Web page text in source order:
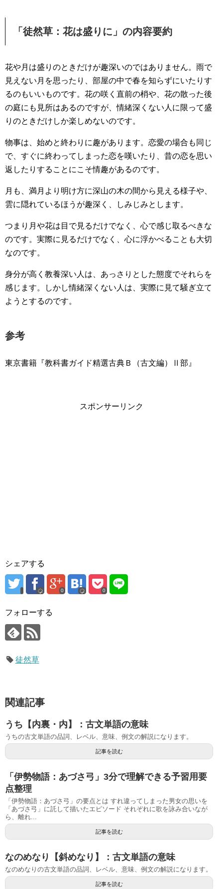
「徒然草：花は盛りに」の内容要約
花や月は盛りのときだけが趣深いのではありません。雨で
見えない月を思ったり、部屋の中で春を知らずにいたりす
るのもいいものです。花の咲く直前の梢や、花の散った後
の庭にも見所はあるのですが、情緒深くない人に限って盛
りのときだけしか楽しめないのです。
物事は、始めと終わりに趣があります。恋愛の場合も同じ
で、すぐに終わってしまった恋を嘆いたり、昔の恋を思い
返したりすることにこそ情趣があるのです。
月も、満月より明け方に深山の木の間から見える様子や、
雲に隠れているほうが趣深く、しみじみとします。
つまり月や花は目で見るだけでなく、心で感じ取るべきな
のです。実際に見るだけでなく、心に浮かべることも大切
なのです。
身分が高く教養深い人は、あっさりとした態度でそれらを
感じます。しかし情緒深くない人は、実際に見て騒ぎ立て
ようとするのです。
参考
東京書籍『教科書ガイド精選古典Ｂ（古文編）Ⅱ部』
スポンサーリンク
シェアする
0 0
フォローする
徒然草
関連記事
うち【内裏・内】：古文単語の意味
うちの古文単語の品詞、レベル、意味、例文の解説になります。
記事を読む
「伊勢物語：あづさ弓」3分で理解できる予習用要
点整理
「伊勢物語：あづさ弓」の要点とは すれ違ってしまった男女の思いを
「あづさ弓」に託して描いたエピソード それぞれに歌を詠み合いなが
ら、離れ...
記事を読む
なのめなり【斜めなり】：古文単語の意味
なのめなりの古文単語の品詞、レベル、意味、例文の解説になります。
記事を読む